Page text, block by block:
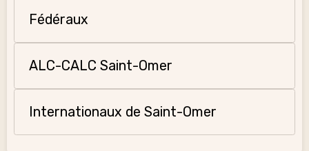
Fédéraux
ALC-CALC Saint-Omer
Internationaux de Saint-Omer